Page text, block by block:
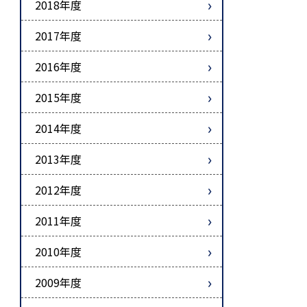
2018年度
2017年度
2016年度
2015年度
2014年度
2013年度
2012年度
2011年度
2010年度
2009年度